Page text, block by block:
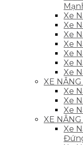
Xe
Xe
Xe
Xe
Xe
Xe
Xe
XE
Xe
Xe
Xe
XE
Xe